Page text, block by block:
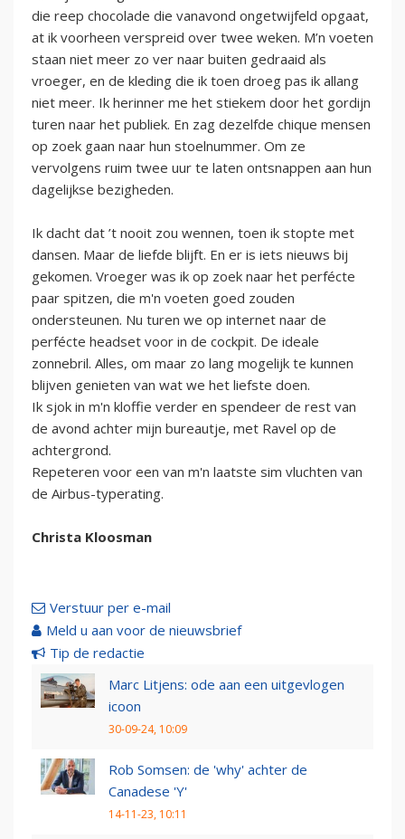
die reep chocolade die vanavond ongetwijfeld opgaat,
at ik voorheen verspreid over twee weken. M’n voeten
staan niet meer zo ver naar buiten gedraaid als
vroeger, en de kleding die ik toen droeg pas ik allang
niet meer. Ik herinner me het stiekem door het gordijn
turen naar het publiek. En zag dezelfde chique mensen
op zoek gaan naar hun stoelnummer. Om ze
vervolgens ruim twee uur te laten ontsnappen aan hun
dagelijkse bezigheden.
Ik dacht dat ’t nooit zou wennen, toen ik stopte met
dansen. Maar de liefde blijft. En er is iets nieuws bij
gekomen. Vroeger was ik op zoek naar het perfécte
paar spitzen, die m'n voeten goed zouden
ondersteunen. Nu turen we op internet naar de
perfécte headset voor in de cockpit. De ideale
zonnebril. Alles, om maar zo lang mogelijk te kunnen
blijven genieten van wat we het liefste doen.
Ik sjok in m'n kloffie verder en spendeer de rest van
de avond achter mijn bureautje, met Ravel op de
achtergrond.
Repeteren voor een van m'n laatste sim vluchten van
de Airbus-typerating.
Christa Kloosman
Verstuur per e-mail
Meld u aan voor de nieuwsbrief
Tip de redactie
Marc Litjens: ode aan een uitgevlogen
icoon
30-09-24, 10:09
Rob Somsen: de 'why' achter de
Canadese 'Y'
14-11-23, 10:11